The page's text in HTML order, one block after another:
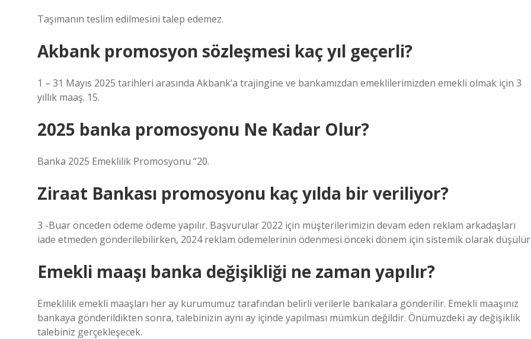
Taşımanın teslim edilmesini talep edemez.
Akbank promosyon sözleşmesi kaç yıl geçerli?
1 – 31 Mayıs 2025 tarihleri ​​arasında Akbank’a trajingine ve bankamızdan emeklilerimizden emekli olmak için 3
yıllık maaş. 15.
2025 banka promosyonu Ne Kadar Olur?
Banka 2025 Emeklilik Promosyonu “20.
Ziraat Bankası promosyonu kaç yılda bir veriliyor?
3 -Buar önceden ödeme ödeme yapılır. Başvurular 2022 için müşterilerimizin devam eden reklam arkadaşları
iade etmeden gönderilebilirken, 2024 reklam ödemelerinin ödenmesi önceki dönem için sistemik olarak
Emekli maaşı banka değişikliği ne zaman yapılır?
Emeklilik emekli maaşları her ay kurumumuz tarafından belirli verilerle bankalara gönderilir. Emekli maaşınız
bankaya gönderildikten sonra, talebinizin aynı ay içinde yapılması mümkün değildir. Önümüzdeki ay değişiklik
talebiniz gerçekleşecek.